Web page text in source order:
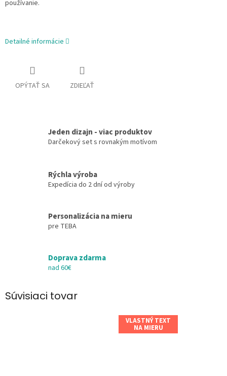
používanie.
Detailné informácie
OPÝTAŤ SA ZDIEĽAŤ
Jeden dizajn - viac produktov
Darčekový set s rovnakým motívom
Rýchla výroba
Expedícia do 2 dní od výroby
Personalizácia na mieru
pre TEBA
Doprava zdarma
nad 60€
Súvisiaci tovar
VLASTNÝ TEXT
NA MIERU